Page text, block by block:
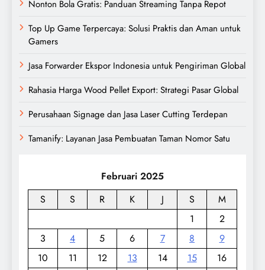
Nonton Bola Gratis: Panduan Streaming Tanpa Repot
Top Up Game Terpercaya: Solusi Praktis dan Aman untuk
Gamers
Jasa Forwarder Ekspor Indonesia untuk Pengiriman Global
Rahasia Harga Wood Pellet Export: Strategi Pasar Global
Perusahaan Signage dan Jasa Laser Cutting Terdepan
Tamanify: Layanan Jasa Pembuatan Taman Nomor Satu
Februari 2025
S
S R K J S
M
1
2
3
4 5 6 7 8
9
10
11 12 13 14 15 16